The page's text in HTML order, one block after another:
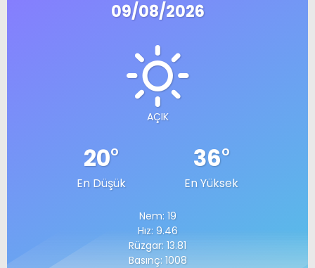
09/08/2026
AÇIK
20°
En Düşük
36°
En Yüksek
Nem: 19
Hız: 9.46
Rüzgar: 13.81
Basınç: 1008